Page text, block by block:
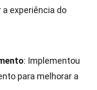
experiência do
: Implementou
para melhorar a